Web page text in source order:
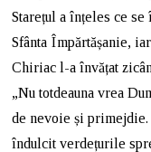
Starețul a înțeles ce
Sfânta Împărtășanie,
Chiriac l-a învățat
„Nu totdeauna vrea
de nevoie și primejdie.
îndulcit verdețurile